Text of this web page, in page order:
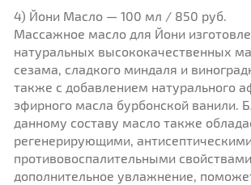
4) Йони Масло — 100 мл / 850 руб.
Массажное масло для Йони
натуральных высококачественных
сезама, сладкого миндаля и
также с добавлением натурального
эфирного масла бурбонской ванили.
данному составу масло также
регенерирующими,
противовоспалительными
дополнительное увлажнение,